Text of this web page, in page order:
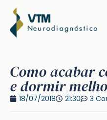
Como acabar
e dormir
18/07/2018 21:30 3